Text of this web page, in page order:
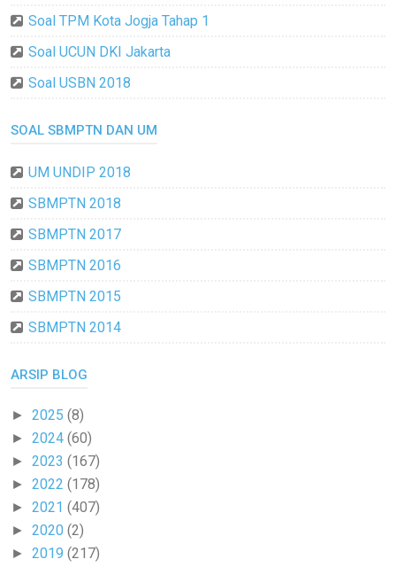
Soal TPM Kota Jogja Tahap 1
Soal UCUN DKI Jakarta
Soal USBN 2018
SOAL SBMPTN DAN UM
UM UNDIP 2018
SBMPTN 2018
SBMPTN 2017
SBMPTN 2016
SBMPTN 2015
SBMPTN 2014
ARSIP BLOG
► 2025 (8)
► 2024 (60)
► 2023 (167)
► 2022 (178)
► 2021 (407)
► 2020 (2)
► 2019 (217)